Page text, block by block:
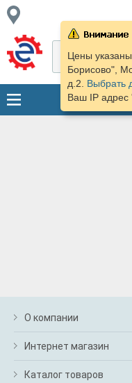
Цены
Борисово",
д.2. Выбрать
Ваш IP адрес
О компании
Интернет магазин
Каталог товаров